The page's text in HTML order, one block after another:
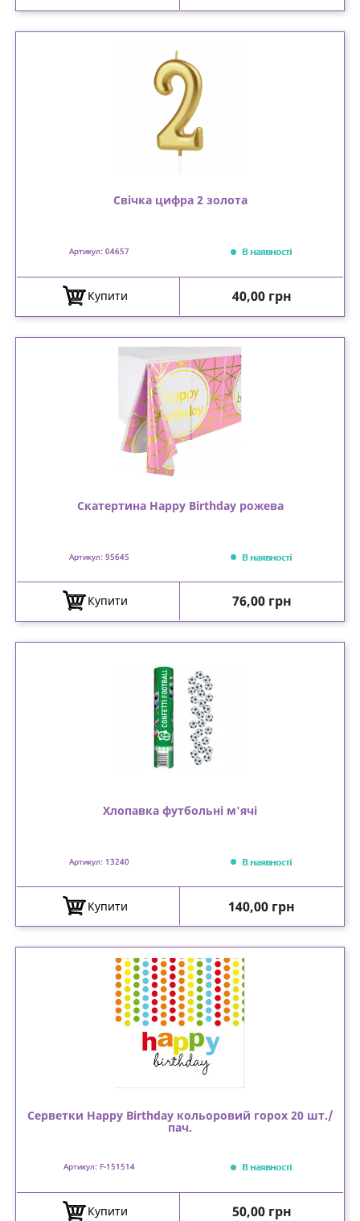
Свічка цифра 2 золота
Артикул: 04657 В наявності
Купити Ціна
40,00 грн
Скатертина Happy Birthday рожева
Артикул: 95645 В наявності
Купити Ціна
76,00 грн
Хлопавка футбольні м'ячі
Артикул: 13240 В наявності
Купити Ціна
140,00 грн
Серветки Happy Birthday кольоровий горох 20 шт./
пач.
Артикул: F-151514 В наявності
Купити Ціна
50,00 грн